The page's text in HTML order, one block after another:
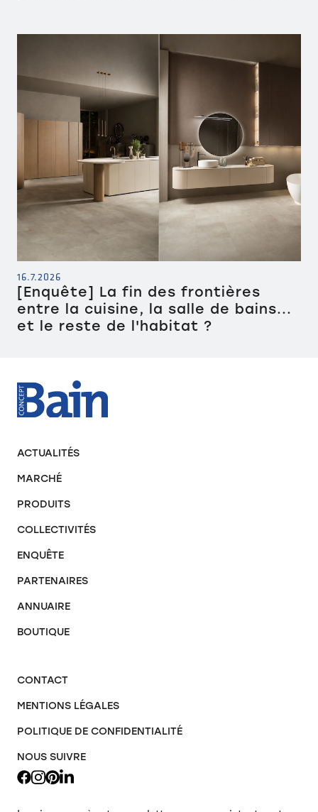
16.7.2026
[Enquête] La fin des frontières
entre la cuisine, la salle de bains...
et le reste de l'habitat ?
ACTUALITÉS
MARCHÉ
PRODUITS
COLLECTIVITÉS
ENQUÊTE
PARTENAIRES
ANNUAIRE
BOUTIQUE
CONTACT
MENTIONS LÉGALES
POLITIQUE DE CONFIDENTIALITÉ
NOUS SUIVRE